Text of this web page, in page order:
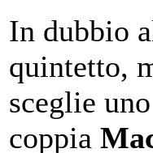
In dubbio
quintetto,
sceglie
coppia